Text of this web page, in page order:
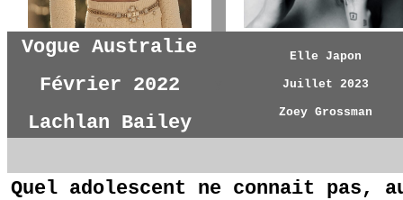
Vogue Australie
Février 2022
Lachlan Bailey
Elle Japon
Juillet 2023
Zoey Grossman
Quel adolescent ne connait pas,